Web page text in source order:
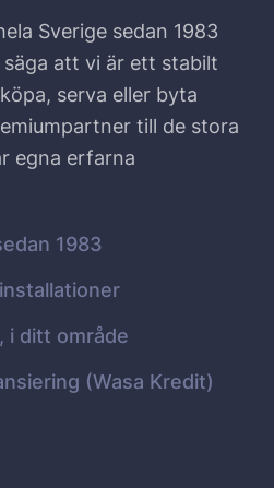
Sverige sedan 1983
att vi är ett stabilt
serva eller byta
till de stora
egna erfarna
1983
i ditt område
(Wasa Kredit)